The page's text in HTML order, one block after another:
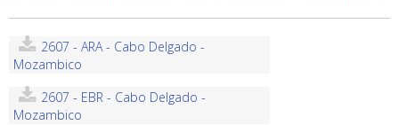
2607 - ARA - Cabo Delgado -
Mozambico
2607 - EBR - Cabo Delgado -
Mozambico